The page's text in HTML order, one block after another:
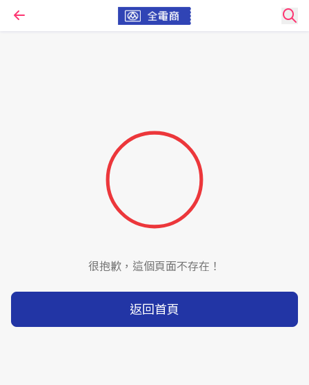
很抱歉，這個頁面不存在！
返回首頁